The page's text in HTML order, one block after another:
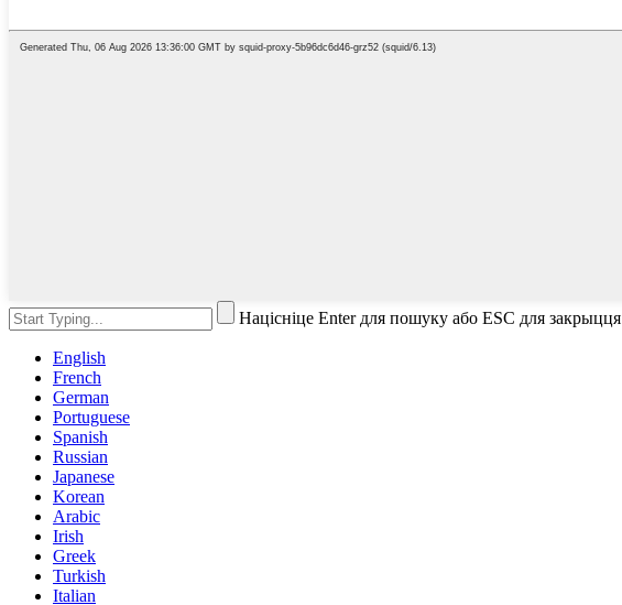
Націсніце Enter для пошуку або ESC для закрыцця
English
French
German
Portuguese
Spanish
Russian
Japanese
Korean
Arabic
Irish
Greek
Turkish
Italian